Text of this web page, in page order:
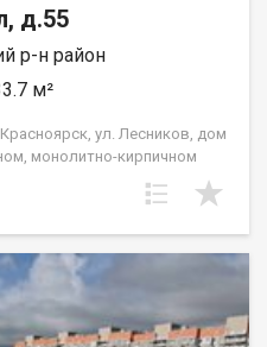
д.55
р-н район
м²
ул. Лесников, дом
монолитно-кирпичном
гостиная-14,6 кв.м.,
отделка от застройщика.
Близость знаковых
- заповедник «Столбы»,
флоры и фауны «Роев ручей».
1450 метров